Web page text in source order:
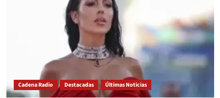
Cadena Radio Destacadas Últimas Noticias